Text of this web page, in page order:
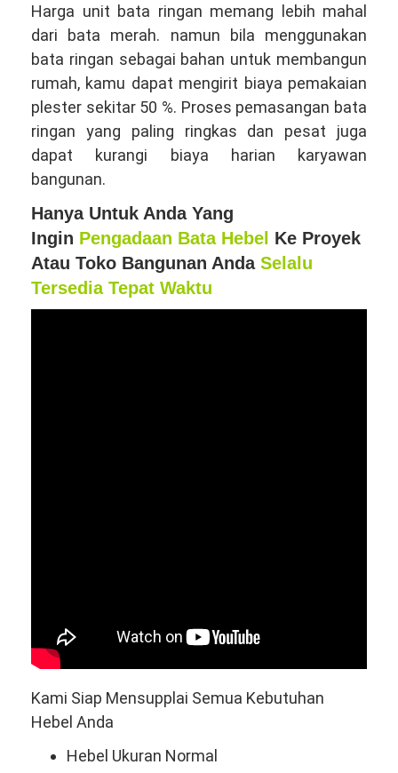
Harga unit bata ringan memang lebih mahal
dari bata merah. namun bila menggunakan
bata ringan sebagai bahan untuk membangun
rumah, kamu dapat mengirit biaya pemakaian
plester sekitar 50 %. Proses pemasangan bata
ringan yang paling ringkas dan pesat juga
dapat kurangi biaya harian karyawan
bangunan.
Hanya Untuk Anda Yang
Ingin Pengadaan Bata Hebel Ke Proyek
Atau Toko Bangunan Anda Selalu
Tersedia Tepat Waktu
Kami Siap Mensupplai Semua Kebutuhan
Hebel Anda
Hebel Ukuran Normal